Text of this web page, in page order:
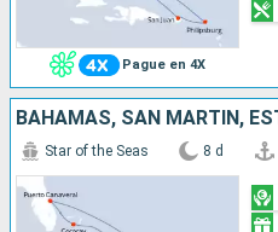
Pague en 4X
Star of the Seas 8 d